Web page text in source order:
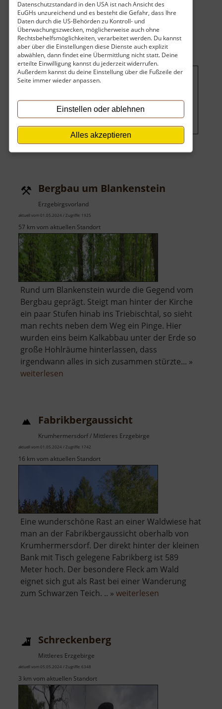
Datenschutzstandard in den USA ist nach Ansicht des
EuGHs unzureichend und es besteht die Gefahr, dass Ihre
Daten durch die US-Behörden zu Kontroll- und
Überwachungszwecken, möglicherweise auch ohne
Rechtsbehelfsmöglichkeiten, verarbeitet werden. Du kannst
aber über die Einstellungen diese Dienste auch explizit
abwählen, dann findet eine Übermittlung nicht statt. Deine
erteilte Einwilligung kannst du jederzeit widerrufen.
Außerdem kannst du deine Einstellung über die Fußzeile der
Seite immer wieder anpassen.
Einstellen oder ablehnen
Alles akzeptieren
böhmischen Erzgebirge.. »weiterlesenüber
wird hier Werbung eingeblendet.
Cookie-Einstellungen ändern
Bergbau um Blankenstein
Erzgebirgsvorland
aktuell vom 01.05.2024 / Zugriffe: 1925
57 km vom aktuellen Standort
Rund um Blankenstein wurde die Gegend vom
Bergbau geprägt. Steigt man hinter der Kirche
ein paar Stufen hinab ins Triebischtal, so sieht
man rechts neben dem Weg ein Pinge. Hier
wurden eins beim Kalkabbau unter der Erde so
große Hohlräume hinterlassen, dass
irgendwann alles in sich zusammen stürzte... »
weiterlesen
Fabrikbergaussicht
Krumhermersdorf / Mittleres Erzgebirge
aktuell vom 01.05.2024 / Zugriffe: 1742
16 km vom aktuellen Standort
Eine wunderschöne Rast an einer Waldwiese hat
man an der Fabrikbergaussicht oberhalb von
Krumhermersdorf. Der direkt hinter der kleinen
Bank mit Tisch gelegene Fabrikberg ist 589
Meter hoch. Der besondere Fleck am Wald
eignet sich gut als Rast bei einer Wanderung
zum Schwarzen Teich. .. » weiterlesen
Schreckenberg
Mittleres Erzgebirge
aktuell vom 05.05.2024 / Zugriffe: 6348
3 km vom aktuellen Standort